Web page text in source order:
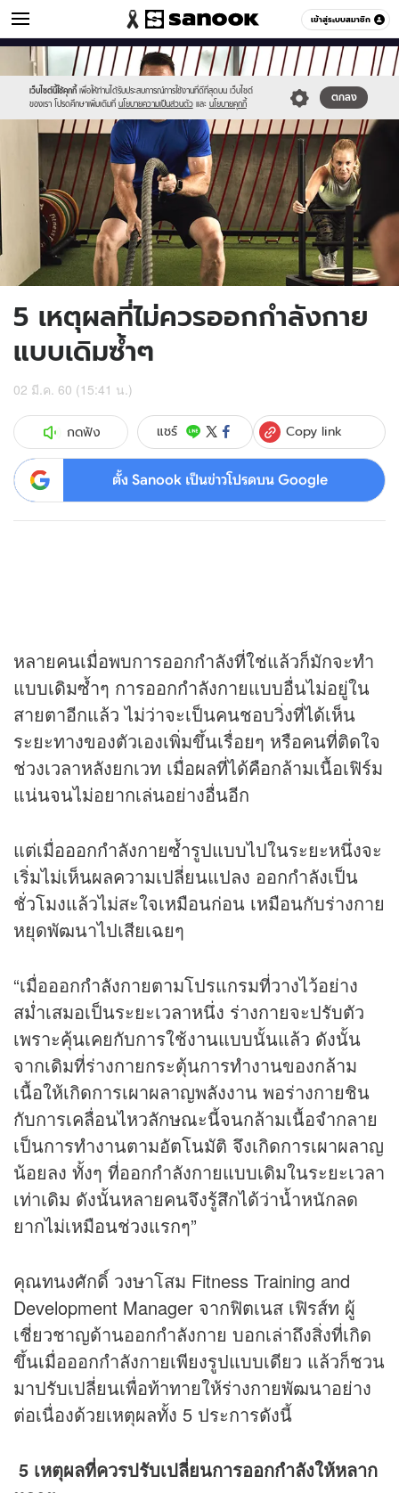
เข้าสู่ระบบสมาชิก
ผู้ชาย หมวดอื่นๆ
เว็บไซต์นี้ใช้คุกกี้ เพื่อให้ท่านได้รับประสบการณ์การใช้งานที่ดีที่สุดบน เว็บไซต์
ของเรา โปรดศึกษาเพิ่มเติมที่ นโยบายความเป็นส่วนตัว และ นโยบายคุกกี้
ตกลง
Sanook
//s.isanook.com/sr/0/images/logo-
new-
sanook.png
600
//s.isanook.com/me/0/ud/3/17669/777.jpg
5 เหตุผลที่ไม่ควรออกกำลังกาย
แบบเดิมซ้ำๆ
02 มี.ค. 60 (15:41 น.)
กดฟัง แชร์ Copy link
ตั้ง Sanook เป็นข่าวโปรดบน Google
หลายคนเมื่อพบการออกกำลังที่ใช่แล้วก็มักจะทำ
แบบเดิมซ้ำๆ การออกกำลังกายแบบอื่นไม่อยู่ใน
สายตาอีกแล้ว ไม่ว่าจะเป็นคนชอบวิ่งที่ได้เห็น
ระยะทางของตัวเองเพิ่มขึ้นเรื่อยๆ หรือคนที่ติดใจ
ช่วงเวลาหลังยกเวท เมื่อผลที่ได้คือกล้ามเนื้อเฟิร์ม
แน่นจนไม่อยากเล่นอย่างอื่นอีก
แต่เมื่อออกกำลังกายซ้ำรูปแบบไปในระยะหนึ่งจะ
เริ่มไม่เห็นผลความเปลี่ยนแปลง ออกกำลังเป็น
ชั่วโมงแล้วไม่สะใจเหมือนก่อน เหมือนกับร่างกาย
หยุดพัฒนาไปเสียเฉยๆ
“เมื่อออกกำลังกายตามโปรแกรมที่วางไว้อย่าง
สม่ำเสมอเป็นระยะเวลาหนึ่ง ร่างกายจะปรับตัว
เพราะคุ้นเคยกับการใช้งานแบบนั้นแล้ว ดังนั้น
จากเดิมที่ร่างกายกระตุ้นการทำงานของกล้าม
เนื้อให้เกิดการเผาผลาญพลังงาน พอร่างกายชิน
กับการเคลื่อนไหวลักษณะนี้จนกล้ามเนื้อจำกลาย
เป็นการทำงานตามอัตโนมัติ จึงเกิดการเผาผลาญ
น้อยลง ทั้งๆ ที่ออกกำลังกายแบบเดิมในระยะเวลา
เท่าเดิม ดังนั้นหลายคนจึงรู้สึกได้ว่าน้ำหนักลด
ยากไม่เหมือนช่วงแรกๆ”
คุณทนงศักดิ์ วงษาโสม Fitness Training and
Development Manager จากฟิตเนส เฟิรส์ท ผู้
เชี่ยวชาญด้านออกกำลังกาย บอกเล่าถึงสิ่งที่เกิด
ขึ้นเมื่อออกกำลังกายเพียงรูปแบบเดียว แล้วก็ชวน
มาปรับเปลี่ยนเพื่อท้าทายให้ร่างกายพัฒนาอย่าง
ต่อเนื่องด้วยเหตุผลทั้ง 5 ประการดังนี้
5 เหตุผลที่ควรปรับเปลี่ยนการออกกำลังให้หลาก